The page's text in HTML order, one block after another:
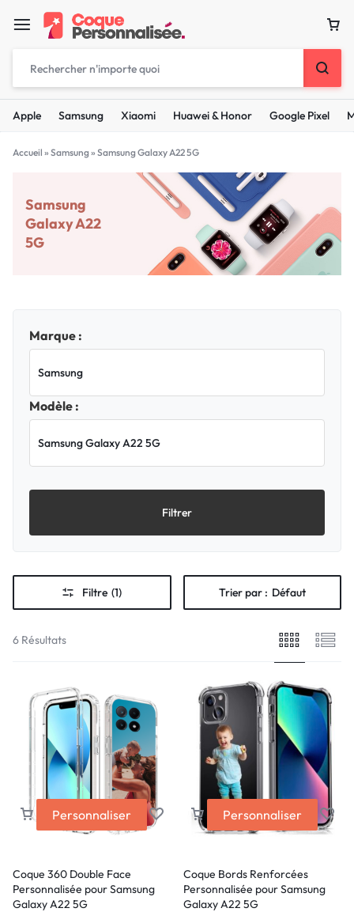
Apple Samsung Xiaomi Huawei & Honor Google Pixel
Accueil » Samsung » Samsung Galaxy A22 5G
Samsung
Galaxy A22
5G
Marque :
Modèle :
Filtrer
Filtre (1) Trier par : Défaut
6 Résultats
Personnaliser
Coque 360 Double Face
Personnalisée pour Samsung
Galaxy A22 5G
Personnaliser
Coque Bords Renforcées
Personnalisée pour Samsung
Galaxy A22 5G